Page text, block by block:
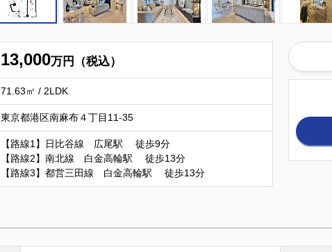
13,000万円（税込）
71.63㎡ / 2LDK
東京都港区南麻布４丁目11-35
【路線1】日比谷線 広尾駅 徒歩9分
【路線2】南北線 白金高輪駅 徒歩13分
【路線3】都営三田線 白金高輪駅 徒歩13分